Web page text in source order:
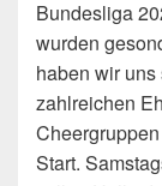
Bundesliga
wurden
haben wir
zahlreichen
Start.